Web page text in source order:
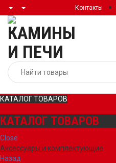
Контакты
КАТАЛОГ ТОВАРОВ
КАТАЛОГ ТОВАРОВ
Close
Аксессуары и комплектующие
Назад